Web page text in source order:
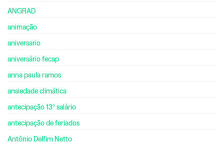
ANGRAD
animação
aniversario
aniversário fecap
anna paula ramos
ansiedade climática
antecipação 13º salário
antecipação de feriados
Antônio Delfim Netto